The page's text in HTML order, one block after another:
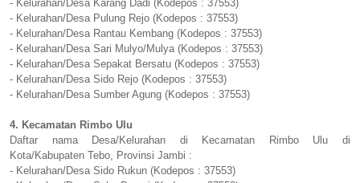
- Kelurahan/Desa Karang Dadi (Kodepos : 37553)
- Kelurahan/Desa Pulung Rejo (Kodepos : 37553)
- Kelurahan/Desa Rantau Kembang (Kodepos : 37553)
- Kelurahan/Desa Sari Mulyo/Mulya (Kodepos : 37553)
- Kelurahan/Desa Sepakat Bersatu (Kodepos : 37553)
- Kelurahan/Desa Sido Rejo (Kodepos : 37553)
- Kelurahan/Desa Sumber Agung (Kodepos : 37553)
4. Kecamatan Rimbo Ulu
Daftar nama Desa/Kelurahan di Kecamatan Rimbo Ulu di
Kota/Kabupaten Tebo, Provinsi Jambi :
- Kelurahan/Desa Sido Rukun (Kodepos : 37553)